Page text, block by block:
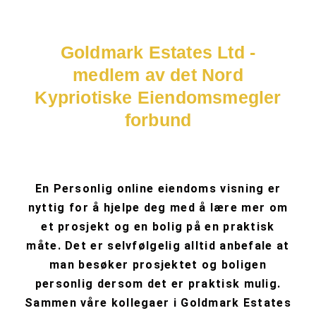
Goldmark Estates Ltd -
medlem av det Nord
Kypriotiske Eiendomsmegler
forbund
En Personlig online eiendoms visning er
nyttig for å hjelpe deg med å lære mer om
et prosjekt og en bolig på en praktisk
måte. Det er selvfølgelig alltid anbefale at
man besøker prosjektet og boligen
personlig dersom det er praktisk mulig.
Sammen våre kollegaer i Goldmark Estates